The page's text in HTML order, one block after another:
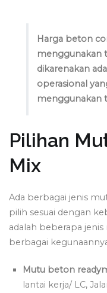
Harga beton
menggunakan
dikarenakan
operasional
menggunakan
Pilihan
Mix
Ada berbagai jenis
pilih sesuai dengan
adalah beberapa
berbagai
Mutu beton
lantai kerja/ LC,